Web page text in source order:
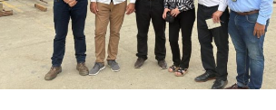
RECONOCIMIENTOS
PARA
LA
FIBOG.